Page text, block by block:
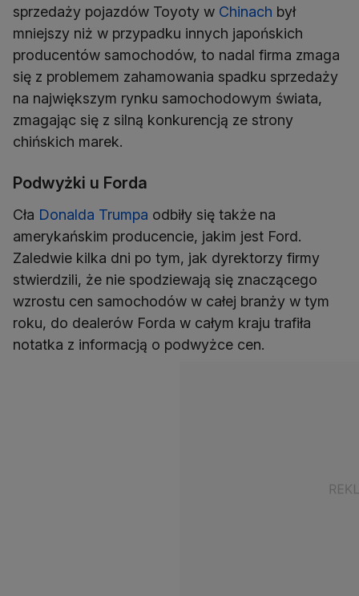
sprzedaży pojazdów Toyoty w Chinach był
mniejszy niż w przypadku innych japońskich
producentów samochodów, to nadal firma zmaga
się z problemem zahamowania spadku sprzedaży
na największym rynku samochodowym świata,
zmagając się z silną konkurencją ze strony
chińskich marek.
Podwyżki u Forda
Cła Donalda Trumpa odbiły się także na
amerykańskim producencie, jakim jest Ford.
Zaledwie kilka dni po tym, jak dyrektorzy firmy
stwierdzili, że nie spodziewają się znaczącego
wzrostu cen samochodów w całej branży w tym
roku, do dealerów Forda w całym kraju trafiła
notatka z informacją o podwyżce cen.